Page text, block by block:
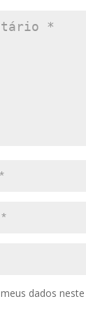
meus dados